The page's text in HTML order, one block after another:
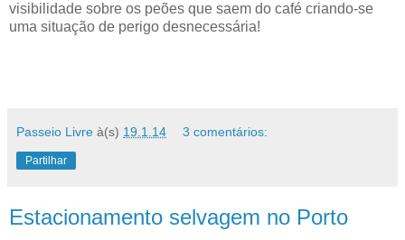
visibilidade sobre os peões que saem do café criando-se
uma situação de perigo desnecessária!
Passeio Livre à(s) 19.1.14 3 comentários:
Partilhar
Estacionamento selvagem no Porto